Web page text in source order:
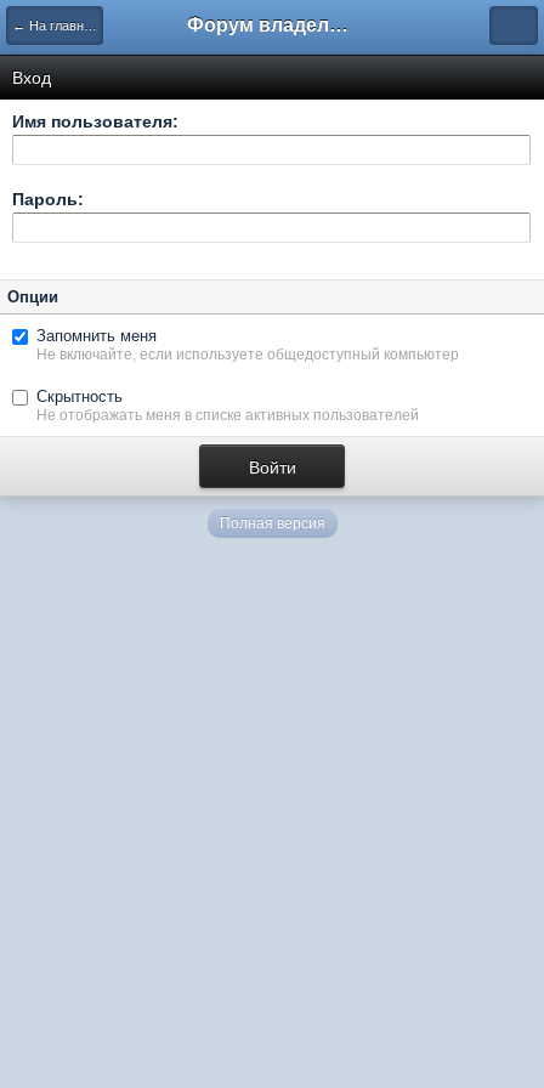
← На главную Форум владельцев интернет-магазинов
Вход
Имя пользователя:
Пароль:
Опции
Запомнить меня
Не включайте, если используете общедоступный компьютер
Скрытность
Не отображать меня в списке активных пользователей
Полная версия